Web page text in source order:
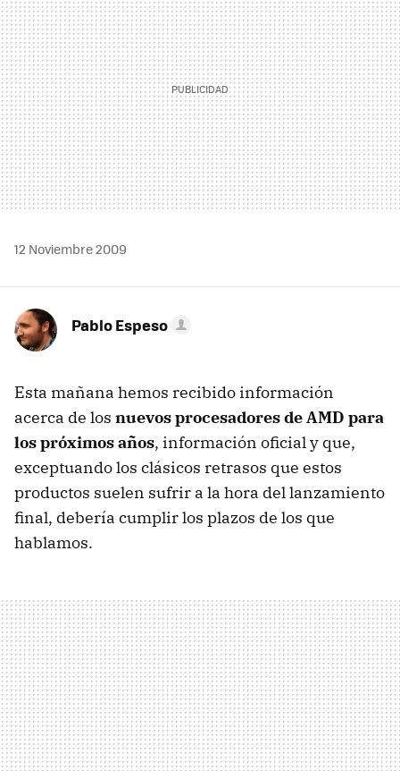
12 Noviembre 2009
Pablo Espeso
Esta mañana hemos recibido información
acerca de los nuevos procesadores de AMD para
los próximos años, información oficial y que,
exceptuando los clásicos retrasos que estos
productos suelen sufrir a la hora del lanzamiento
final, debería cumplir los plazos de los que
hablamos.